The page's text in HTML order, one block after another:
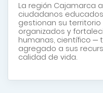
La región Cajamarca
ciudadanos
gestionan su
organizados y
humanas, científico ─
agregado a sus
calidad de vida.